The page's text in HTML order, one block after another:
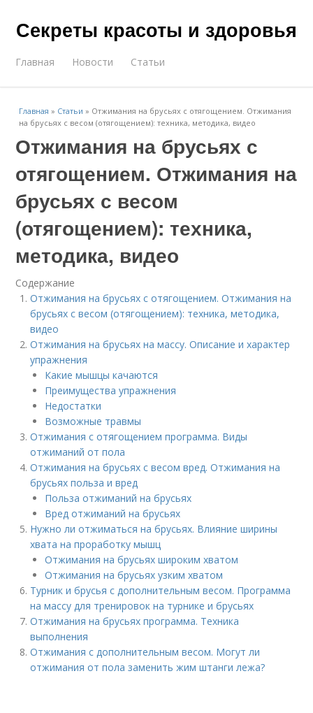
Секреты красоты и здоровья
Главная Новости Статьи
Главная » Статьи » Отжимания на брусьях с отягощением. Отжимания
на брусьях с весом (отягощением): техника, методика, видео
Отжимания на брусьях с
отягощением. Отжимания на
брусьях с весом
(отягощением): техника,
методика, видео
Содержание
Отжимания на брусьях с отягощением. Отжимания на
брусьях с весом (отягощением): техника, методика,
видео
Отжимания на брусьях на массу. Описание и характер
упражнения
Какие мышцы качаются
Преимущества упражнения
Недостатки
Возможные травмы
Отжимания с отягощением программа. Виды
отжиманий от пола
Отжимания на брусьях с весом вред. Отжимания на
брусьях польза и вред
Польза отжиманий на брусьях
Вред отжиманий на брусьях
Нужно ли отжиматься на брусьях. Влияние ширины
хвата на проработку мышц
Отжимания на брусьях широким хватом
Отжимания на брусьях узким хватом
Турник и брусья с дополнительным весом. Программа
на массу для тренировок на турнике и брусьях
Отжимания на брусьях программа. Техника
выполнения
Отжимания с дополнительным весом. Могут ли
отжимания от пола заменить жим штанги лежа?